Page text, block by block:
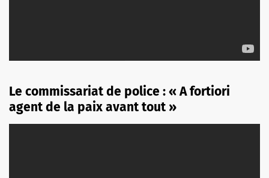
Le commissariat de police : « A fortiori
agent de la paix avant tout »